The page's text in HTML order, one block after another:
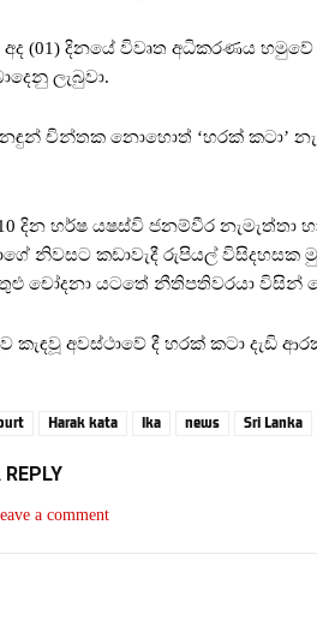
(01) දිනයේ විවෘත අධිකරණය
ලැබුවා.
චින්තක නොහොත් ‘හරක් කටා’
10 දින හර්ෂ යෂස්වි ජනම්වීර නැමැත්තා
නිවසට කඩාවැදී රුපියල් විසිදහසක
චෝදනා යටතේ නීතිපතිවරයා විසින්
කැඳවූ අවස්ථාවේ දී හරක් කටා දැඩි
Harak kata lka news Sri Lanka
REPLY
a comment